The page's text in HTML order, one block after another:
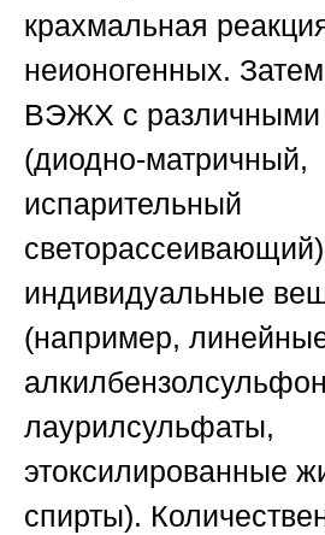
крахмальная
неионогенных.
ВЭЖХ с различными
(диодно-матричный,
испарительный
индивидуальные
(например,
лаурилсульфаты,
этоксилированные
спирты).